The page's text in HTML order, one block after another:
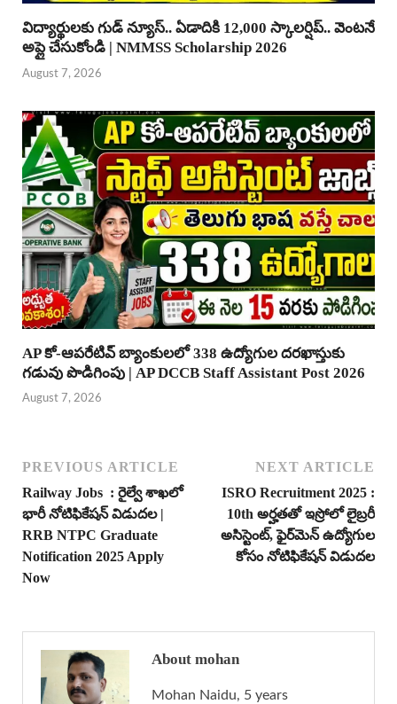
విద్యార్థులకు గుడ్ న్యూస్.. ఏడాదికి 12,000 స్కాలర్షిప్.. వెంటనే
అప్లై చేసుకోండి | NMMSS Scholarship 2026
August 7, 2026
AP కో-ఆపరేటివ్ బ్యాంకులలో 338 ఉద్యోగుల దరఖాస్తుకు
గడువు పొడిగింపు | AP DCCB Staff Assistant Post 2026
August 7, 2026
PREVIOUS ARTICLE
Railway Jobs : రైల్వే శాఖలో
భారీ నోటిఫికేషన్ విడుదల |
RRB NTPC Graduate
Notification 2025 Apply
Now
NEXT ARTICLE
ISRO Recruitment 2025 :
10th అర్హతతో ఇస్రోలో లైబ్రరీ
అసిస్టెంట్, ఫైర్‌మెన్ ఉద్యోగుల
కోసం నోటిఫికేషన్ విడుదల
About mohan
Mohan Naidu, 5 years